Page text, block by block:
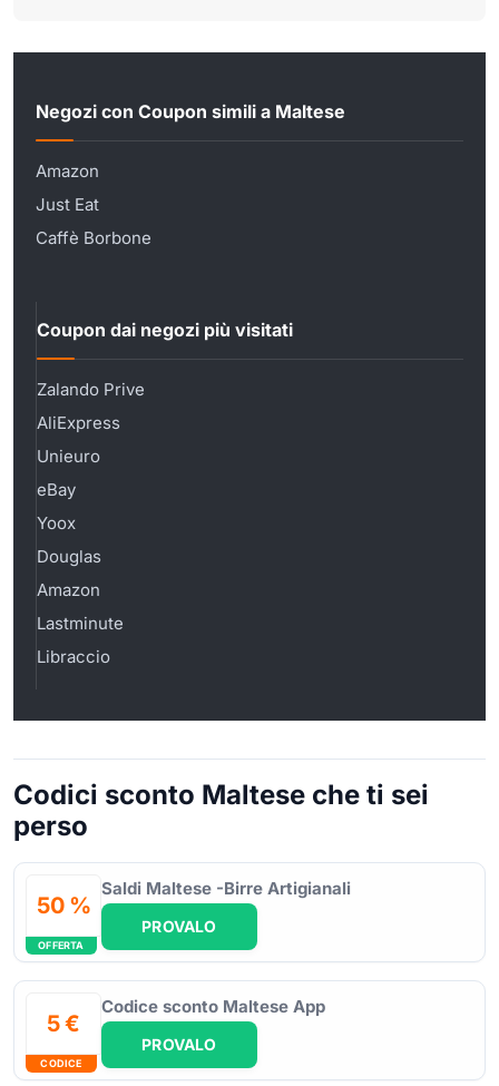
Negozi con Coupon simili a Maltese
Amazon
Just Eat
Caffè Borbone
Coupon dai negozi più visitati
Zalando Prive
AliExpress
Unieuro
eBay
Yoox
Douglas
Amazon
Lastminute
Libraccio
Codici sconto Maltese che ti sei
perso
50 %
OFFERTA
Saldi Maltese -Birre Artigianali
PROVALO
5 €
CODICE
Codice sconto Maltese App
PROVALO